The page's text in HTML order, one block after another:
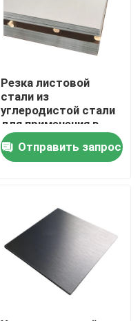
Резка листовой
стали из
углеродистой стали
для применения в
контейнерных
пластинах
Отправить запрос